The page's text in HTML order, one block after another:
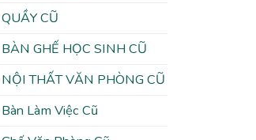
QUẦY CŨ
BÀN GHẾ HỌC SINH CŨ
NỘI THẤT VĂN PHÒNG CŨ
Bàn Làm Việc Cũ